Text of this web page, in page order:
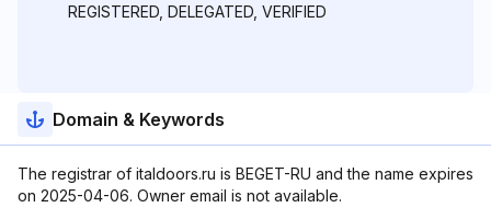
REGISTERED, DELEGATED, VERIFIED
Domain & Keywords
The registrar of italdoors.ru is BEGET-RU and the name expires
on 2025-04-06. Owner email is not available.